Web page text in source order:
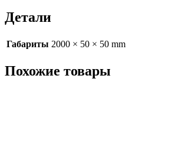
Детали
Габариты 2000 × 50 × 50 mm
Похожие товары